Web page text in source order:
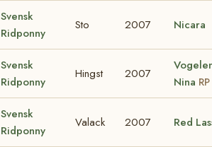
Svensk
Ridponny
Sto 2007 Nicara
Svensk
Ridponny
Hingst 2007
Nina
Svensk
Ridponny
Valack 2007 Red